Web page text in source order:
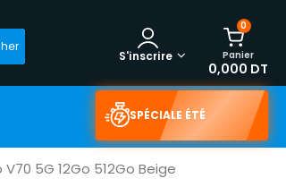
0
Panier
0,000 DT
S'inscrire
SPÉCIALE ÉTÉ
5G 12Go 512Go Beige